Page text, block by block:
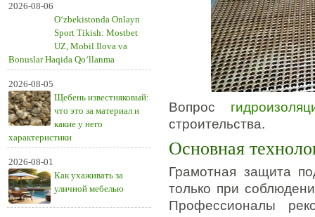
2026-08-06
O‘zbekistonda Onlayn
Sport Tikish: Mostbet
UZ, Mobil Ilova va
Bonuslar Haqida Qo‘llanma
2026-08-05
Щебень известняковый:
что это за материал и
какие у него
характеристики
2026-08-01
Как ухаживать за
уличной мебелью
Вопрос
строительства.
Основная
Грамотная защита
только при
Профессионалы